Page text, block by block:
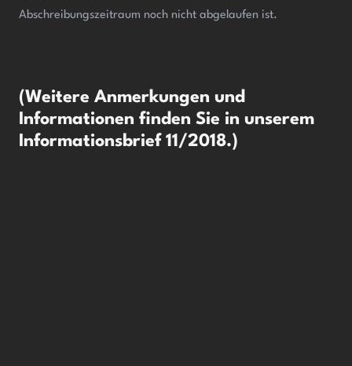
Abschreibungszeitraum noch nicht abgelaufen ist.
(Weitere Anmerkungen und
Informationen finden Sie in unserem
Informationsbrief 11/2018.)